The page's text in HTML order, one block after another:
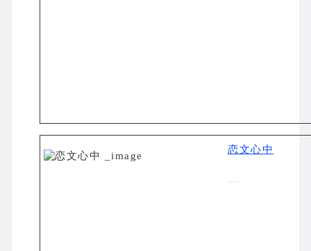
恋文心中
…..